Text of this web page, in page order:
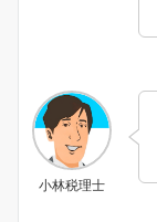
小林税理士